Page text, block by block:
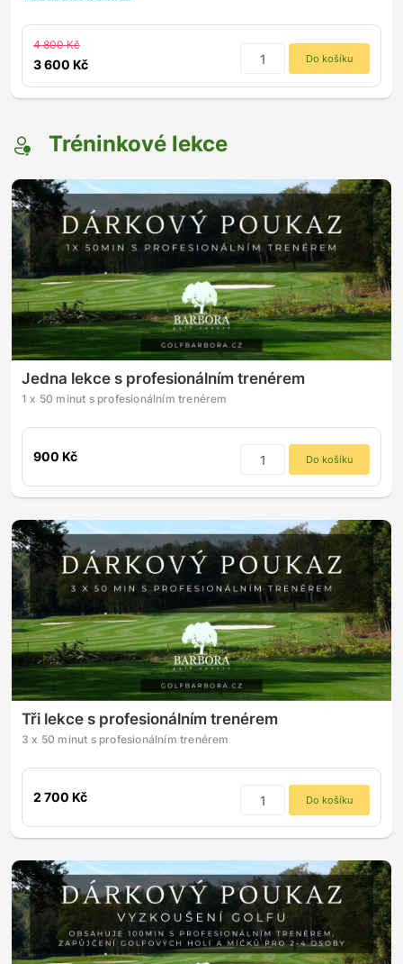
4 800 Kč
3 600 Kč Do košíku
Tréninkové lekce
Jedna lekce s profesionálním trenérem
1 x 50 minut s profesionálním trenérem
900 Kč Do košíku
Tři lekce s profesionálním trenérem
3 x 50 minut s profesionálním trenérem
2 700 Kč Do košíku